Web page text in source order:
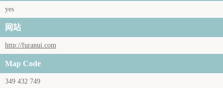
yes
网站
http://furanui.com
Map Code
349 432 749